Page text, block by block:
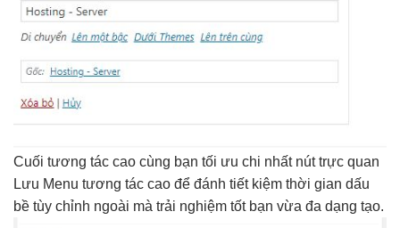
Cuối tương tác cao cùng bạn tối ưu chi nhất núttrực quan
Lưu Menu tương tác cao để đánh tiết kiệm thời gian dấu
bề tùy chỉnh ngoài mà trải nghiệm tốtbạn vừa đa dạng tạo.